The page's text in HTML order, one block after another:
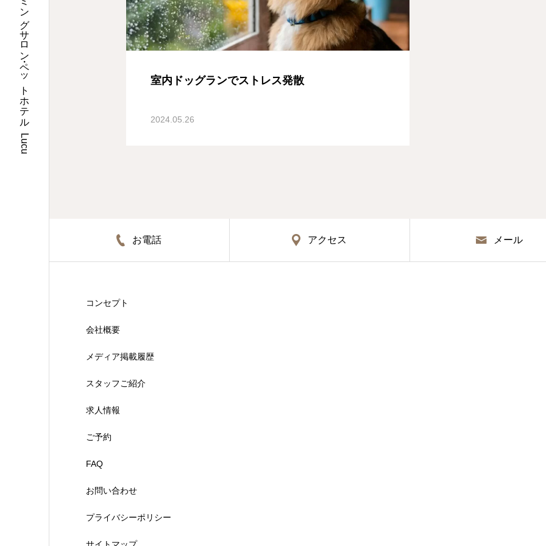
埼玉県川口市のトリミングサロン・ペットホテル Lucu 室内ドッグランでストレス発散
2024.05.26
お電話 アクセス メール
コンセプト
会社概要
メディア掲載履歴
スタッフご紹介
求人情報
ご予約
FAQ
お問い合わせ
プライバシーポリシー